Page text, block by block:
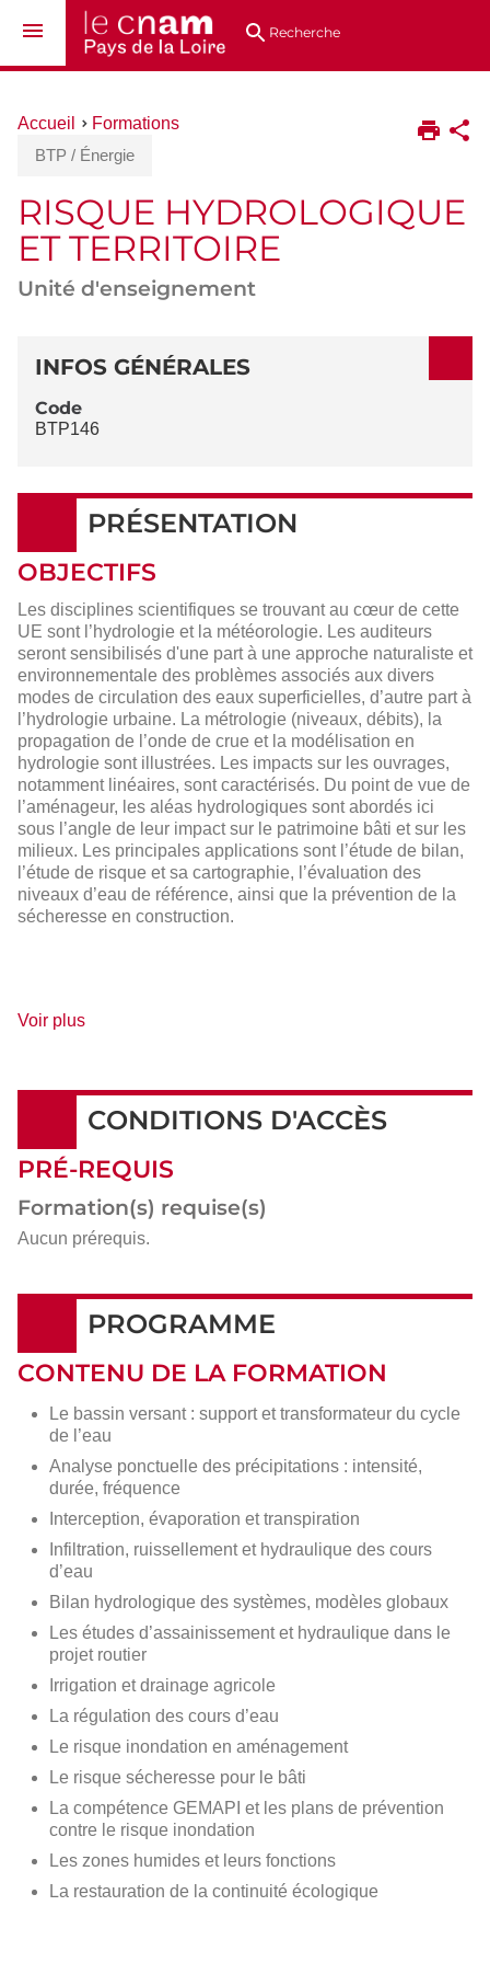
au
directsRecherche
Vous
ici :
Accueil
Formations
BTP / Énergie
RISQUE HYDROLOGIQUE
ET TERRITOIRE
Unité d'enseignement
DÉTAILS
INFOS GÉNÉRALES
Code
BTP146
PRÉSENTATION
OBJECTIFS
Les disciplines scientifiques se trouvant au cœur de cette
UE sont l’hydrologie et la météorologie. Les auditeurs
seront sensibilisés d'une part à une approche naturaliste et
environnementale des problèmes associés aux divers
modes de circulation des eaux superficielles, d’autre part à
l’hydrologie urbaine. La métrologie (niveaux, débits), la
propagation de l’onde de crue et la modélisation en
hydrologie sont illustrées. Les impacts sur les ouvrages,
notamment linéaires, sont caractérisés. Du point de vue de
l’aménageur, les aléas hydrologiques sont abordés ici
sous l’angle de leur impact sur le patrimoine bâti et sur les
milieux. Les principales applications sont l’étude de bilan,
l’étude de risque et sa cartographie, l’évaluation des
niveaux d’eau de référence, ainsi que la prévention de la
sécheresse en construction.
Voir plusde
CONDITIONS D'ACCÈS
PRÉ-REQUIS
Formation(s) requise(s)
Aucun prérequis.
PROGRAMME
CONTENU DE LA FORMATION
Le bassin versant : support et transformateur du cycle
de l’eau
Analyse ponctuelle des précipitations : intensité,
durée, fréquence
Interception, évaporation et transpiration
Infiltration, ruissellement et hydraulique des cours
d’eau
Bilan hydrologique des systèmes, modèles globaux
Les études d’assainissement et hydraulique dans le
projet routier
Irrigation et drainage agricole
La régulation des cours d’eau
Le risque inondation en aménagement
Le risque sécheresse pour le bâti
La compétence GEMAPI et les plans de prévention
contre le risque inondation
Les zones humides et leurs fonctions
La restauration de la continuité écologique